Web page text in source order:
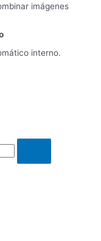
imágenes
interno.